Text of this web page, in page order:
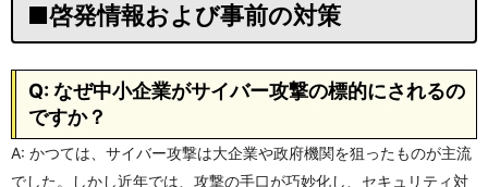
■啓発情報および事前の対策
Q: なぜ中小企業がサイバー攻撃の標的にされるの
ですか？
A: かつては、サイバー攻撃は大企業や政府機関を狙ったものが主流
でした。しかし近年では、攻撃の手口が巧妙化し、セキュリティ対